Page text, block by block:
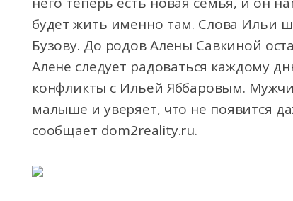
будет жить именно там. Слова Ильи
Бузову. До родов Алены Савкиной
Алене следует радоваться каждому
конфликты с Ильей Яббаровым.
малыше и уверяет, что не появится
сообщает dom2reality.ru.